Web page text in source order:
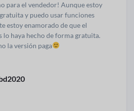
para el vendedor! Aunque estoy
y puedo usar funciones
estoy enamorado de que el
lo haya hecho de forma gratuita.
la versión paga